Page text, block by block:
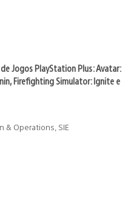
Jogos PlayStation Plus: Avatar:
Firefighting Simulator: Ignite e
& Operations, SIE